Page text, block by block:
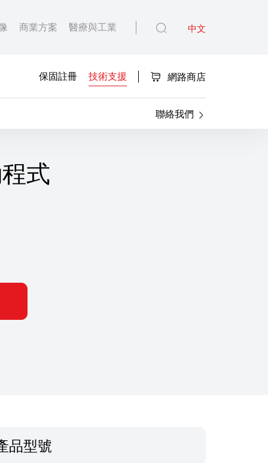
商業方案 醫療與工業 中文
保固註冊 技術支援 網路商店
聯絡我們
式
品型號